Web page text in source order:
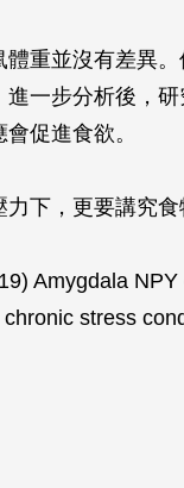
重並沒有差異
一步分析後，
促進食欲。
下，更要講究食
Amygdala
stress